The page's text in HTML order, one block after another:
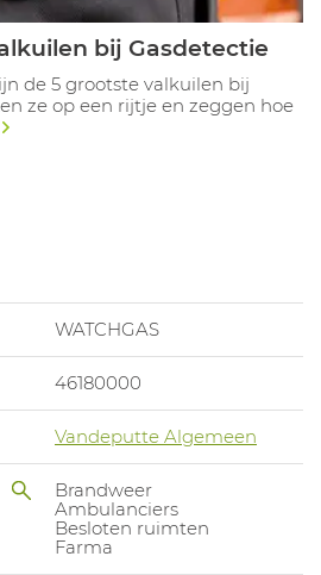
bij Gasdetectie
de 5 grootste valkuilen bij
ze op een rijtje en zeggen hoe
WATCHGAS
46180000
Vandeputte Algemeen
Brandweer
Ambulanciers
Besloten ruimten
Farma